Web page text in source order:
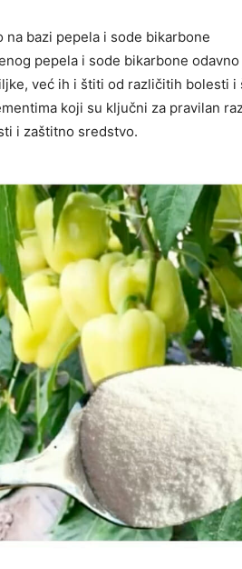
na bazi pepela i sode bikarbone
pepela i sode bikarbone
već ih i štiti od različitih bolesti
koji su ključni za pravilan
i zaštitno sredstvo.